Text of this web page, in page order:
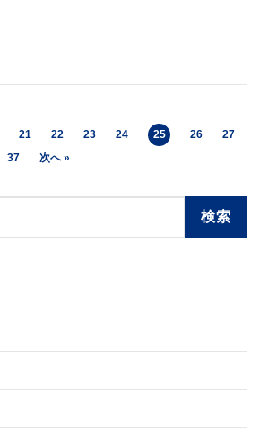
21 22 23 24 25 26
27
37 次へ »